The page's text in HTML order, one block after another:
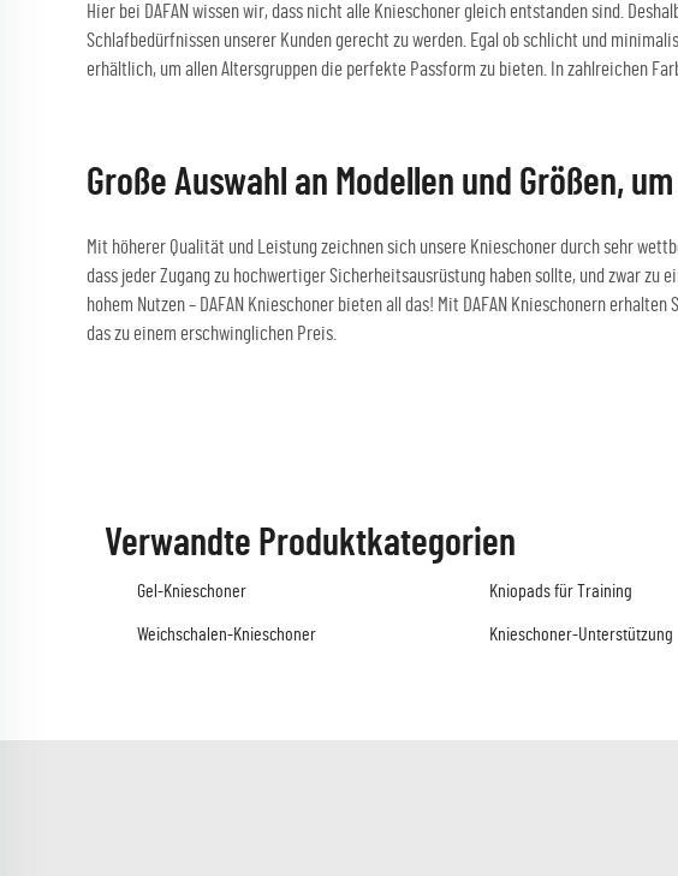
Hier bei DAFAN wissen wir, dass nicht alle Knieschoner gleich entstanden sind.
Schlafbedürfnissen unserer Kunden gerecht zu werden. Egal ob schlicht und
erhältlich, um allen Altersgruppen die perfekte Passform zu bieten. In zahlreichen
Große Auswahl an Modellen und Größen,
Mit höherer Qualität und Leistung zeichnen sich unsere Knieschoner durch sehr
dass jeder Zugang zu hochwertiger Sicherheitsausrüstung haben sollte, und zwar
hohem Nutzen – DAFAN Knieschoner bieten all das! Mit DAFAN Knieschonern
das zu einem erschwinglichen Preis.
Verwandte Produktkategorien
Gel-Knieschoner Kniopads für Training
Weichschalen-Knieschoner Knieschoner-Unterstützung